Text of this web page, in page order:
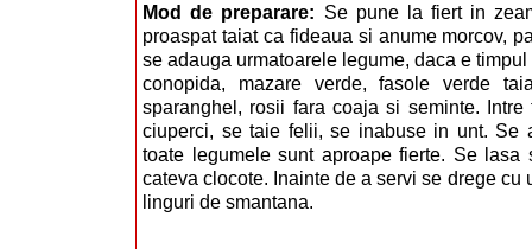
Mod de preparare: Se pune la fiert in
proaspat taiat ca fideaua si anume morcov,
se adauga urmatoarele legume, daca e
conopida, mazare verde, fasole verde
sparanghel, rosii fara coaja si seminte.
ciuperci, se taie felii, se inabuse in unt. Se
toate legumele sunt aproape fierte. Se lasa
cateva clocote. Inainte de a servi se drege cu
linguri de smantana.